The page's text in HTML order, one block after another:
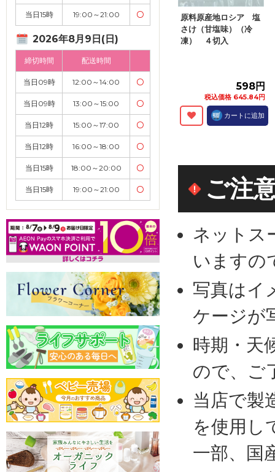
当日15時 19:00～21:00 〇
2026年8月9日(日)
締切時間 配送時間
当日09時 12:00～14:00 〇
当日09時 13:00～15:00 〇
当日12時 15:00～17:00 〇
当日12時 16:00～18:00 〇
当日15時 18:00～20:00 〇
当日15時 19:00～21:00 〇
原料原産地ロシア 塩
さけ（甘塩味）（冷
凍） ４切入
598円
税込価格 645.84円
カートに追加
ご注
ネットス
いますの
写真はイ
ケージが
時期・天
ので、ご
当店で製
を使用し
一部、国